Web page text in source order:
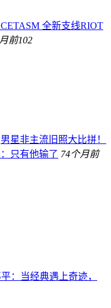
全新支线RIOT
前102
男星非主流旧照大比拼！
只有他输了 74个月前
：当经典遇上奇迹，